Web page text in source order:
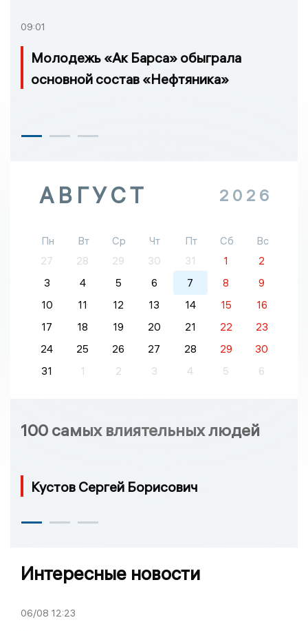
09:01
Молодежь «Ак Барса» обыграла
основной состав «Нефтяника»
АВГУСТ 2026
Пн Вт Ср Чт Пт Сб
Вс
27
28 29 30 31 1
2
3
4 5 6 7 8
9
10
11 12 13 14 15
16
17
18 19 20 21 22
23
24
25 26 27 28 29
30
31
1 2 3 4 5 6
100 самых влиятельных людей
Кустов Сергей Борисович
Интересные новости
06/08 12:23